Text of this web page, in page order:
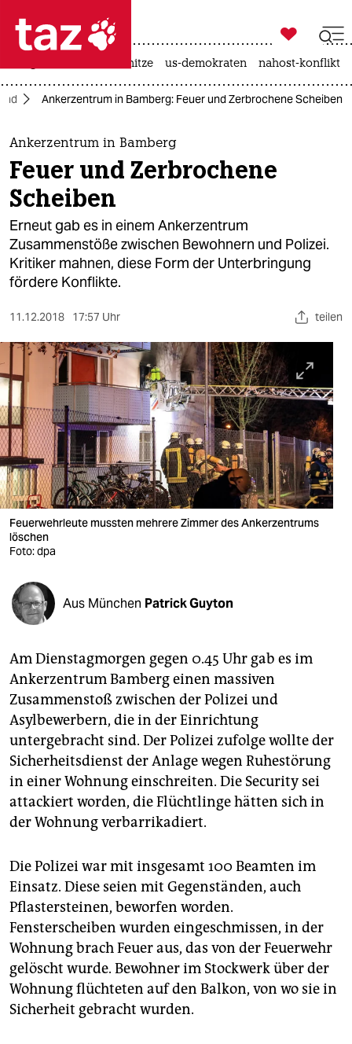
 taz zahl ich
taz zahl ich
themen
politik
öko
gesellschaft
kultur
sport
berlin
nord
wahrheit
verlag
verlag
veranstaltungen
shop
fragen & hilfe
unterstützen
genossenschaft
epaper login

taz zahl ich
hitze us-demokraten nahost-konflikt
Ankerzentrum in Bamberg: Feuer und Zerbrochene Scheiben
Ankerzentrum in Bamberg
Feuer und Zerbrochene
Scheiben
Erneut gab es in einem Ankerzentrum
Zusammenstöße zwischen Bewohnern und Polizei.
Kritiker mahnen, diese Form der Unterbringung
fördere Konflikte.
11.12.2018 17:57 Uhr teilen
Feuerwehrleute mussten mehrere Zimmer des Ankerzentrums
löschen
Foto: dpa
Aus München Patrick Guyton
Am Dienstagmorgen gegen 0.45 Uhr gab es im
Ankerzentrum Bamberg einen massiven
Zusammenstoß zwischen der Polizei und
Asylbewerbern, die in der Einrichtung
untergebracht sind. Der Polizei zufolge wollte der
Sicherheitsdienst der Anlage wegen Ruhestörung
in einer Wohnung einschreiten. Die Security sei
attackiert worden, die Flüchtlinge hätten sich in
der Wohnung verbarrikadiert.
Die Polizei war mit insgesamt 100 Beamten im
Einsatz. Diese seien mit Gegenständen, auch
Pflastersteinen, beworfen worden.
Fensterscheiben wurden eingeschmissen, in der
Wohnung brach Feuer aus, das von der Feuerwehr
gelöscht wurde. Bewohner im Stockwerk über der
Wohnung flüchteten auf den Balkon, von wo sie in
Sicherheit gebracht wurden.